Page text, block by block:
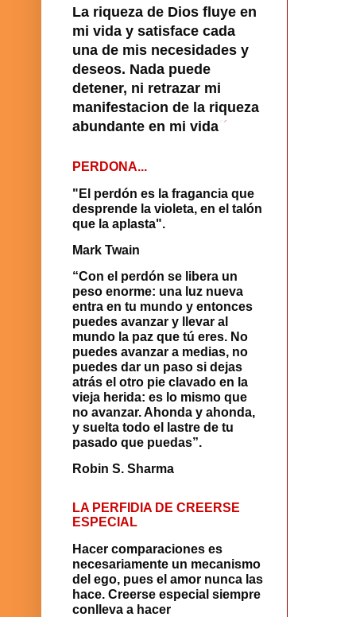
La riqueza de Dios fluye en
mi vida y satisface cada
una de mis necesidades y
deseos. Nada puede
detener, ni retrazar mi
manifestacion de la riqueza
abundante en mi vida ´
PERDONA...
"El perdón es la fragancia que
desprende la violeta, en el talón
que la aplasta".
Mark Twain
“Con el perdón se libera un
peso enorme: una luz nueva
entra en tu mundo y entonces
puedes avanzar y llevar al
mundo la paz que tú eres. No
puedes avanzar a medias, no
puedes dar un paso si dejas
atrás el otro pie clavado en la
vieja herida: es lo mismo que
no avanzar. Ahonda y ahonda,
y suelta todo el lastre de tu
pasado que puedas”.
Robin S. Sharma
LA PERFIDIA DE CREERSE
ESPECIAL
Hacer comparaciones es
necesariamente un mecanismo
del ego, pues el amor nunca las
hace. Creerse especial siempre
con­lleva a hacer